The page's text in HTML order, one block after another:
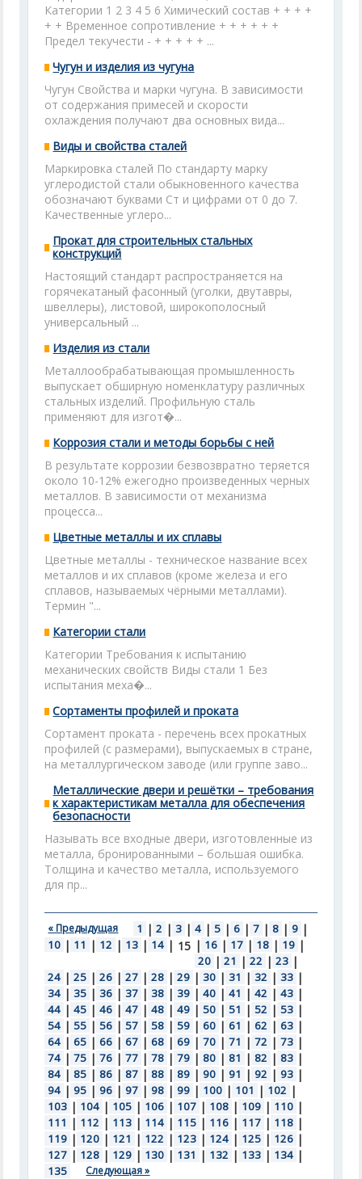
Категории 1 2 3 4 5 6 Химический состав + + + +
+ + Временное сопротивление + + + + + +
Предел текучести - + + + + + ...
Чугун и изделия из чугуна
Чугун Свойства и марки чугуна. В зависимости
от содержания примесей и скорости
охлаждения получают два основных вида...
Виды и свойства сталей
Маркировка сталей По стандарту марку
углеродистой стали обыкновенного качества
обозначают буквами Ст и цифрами от 0 до 7.
Качественные углеро...
Прокат для строительных стальных
конструкций
Настоящий стандарт распространяется на
горячекатаный фасонный (уголки, двутавры,
швеллеры), листовой, широкополосный
универсальный ...
Изделия из стали
Металлообрабатывающая промышленность
выпускает обширную номенклатуру различных
стальных изделий. Профильную сталь
применяют для изгот�...
Коррозия стали и методы борьбы с ней
В результате коррозии безвозвратно теряется
около 10-12% ежегодно произведенных черных
металлов. В зависимости от механизма
процесса...
Цветные металлы и их сплавы
Цветные металлы - техническое название всех
металлов и их сплавов (кроме железа и его
сплавов, называемых чёрными металлами).
Термин "...
Категории стали
Категории Требования к испытанию
механических свойств Виды стали 1 Без
испытания меха�...
Сортаменты профилей и проката
Сортамент проката - перечень всех прокатных
профилей (с размерами), выпускаемых в стране,
на металлургическом заводе (или группе заво...
Металлические двери и решётки – требования
к характеристикам металла для обеспечения
безопасности
Называть все входные двери, изготовленные из
металла, бронированными – большая ошибка.
Толщина и качество металла, используемого
для пр...
« Предыдущая 1 | 2 | 3 | 4 | 5 | 6 | 7 | 8 | 9 |
10 | 11 | 12 | 13 | 14 | 15 | 16 | 17 | 18 | 19 |
20 | 21 | 22 | 23 |
24 | 25 | 26 | 27 | 28 | 29 | 30 | 31 | 32 | 33 |
34 | 35 | 36 | 37 | 38 | 39 | 40 | 41 | 42 | 43 |
44 | 45 | 46 | 47 | 48 | 49 | 50 | 51 | 52 | 53 |
54 | 55 | 56 | 57 | 58 | 59 | 60 | 61 | 62 | 63 |
64 | 65 | 66 | 67 | 68 | 69 | 70 | 71 | 72 | 73 |
74 | 75 | 76 | 77 | 78 | 79 | 80 | 81 | 82 | 83 |
84 | 85 | 86 | 87 | 88 | 89 | 90 | 91 | 92 | 93 |
94 | 95 | 96 | 97 | 98 | 99 | 100 | 101 | 102 |
103 | 104 | 105 | 106 | 107 | 108 | 109 | 110 |
111 | 112 | 113 | 114 | 115 | 116 | 117 | 118 |
119 | 120 | 121 | 122 | 123 | 124 | 125 | 126 |
127 | 128 | 129 | 130 | 131 | 132 | 133 | 134 |
135 Следующая »